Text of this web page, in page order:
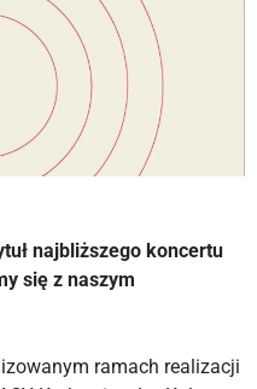
najbliższego koncertu
się z naszym
ramach realizacji